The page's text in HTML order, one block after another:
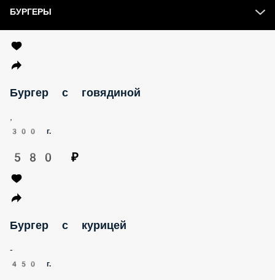
БУРГЕРЫ
Бургер с говядиной
300 г.
580 ₽
Бургер с курицей
450 г.